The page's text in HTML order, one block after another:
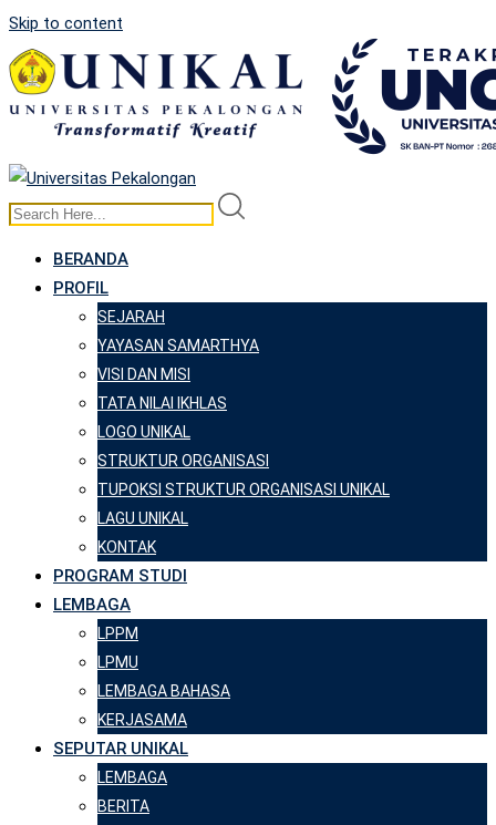
Skip to content
BERANDA
PROFIL
SEJARAH
YAYASAN SAMARTHYA
VISI DAN MISI
TATA NILAI IKHLAS
LOGO UNIKAL
STRUKTUR ORGANISASI
TUPOKSI STRUKTUR ORGANISASI UNIKAL
LAGU UNIKAL
KONTAK
PROGRAM STUDI
LEMBAGA
LPPM
LPMU
LEMBAGA BAHASA
KERJASAMA
SEPUTAR UNIKAL
LEMBAGA
BERITA